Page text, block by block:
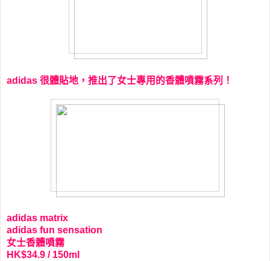
adidas 很體貼地，推出了女士專用的香體噴霧系列！
adidas matrix
adidas fun sensation
女士香體噴霧
HK$34.9 / 150ml